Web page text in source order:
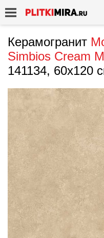
Керамогранит
Simbios Cream
141134, 60x120